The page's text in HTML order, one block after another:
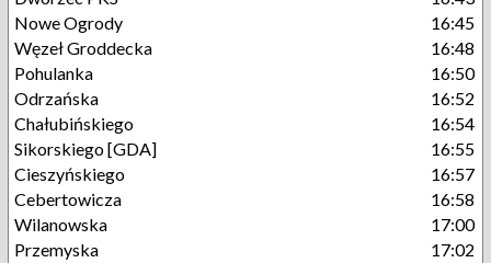
Nowe Ogrody
16:45
Węzeł Groddecka
16:48
Pohulanka
16:50
Odrzańska
16:52
Chałubińskiego
16:54
Sikorskiego [GDA]
16:55
Cieszyńskiego
16:57
Cebertowicza
16:58
Wilanowska
17:00
Przemyska
17:02